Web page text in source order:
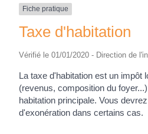
Fiche pratique
Taxe d'habitation
Vérifié le 01/01/2020 - Direction de
La taxe d'habitation est un impôt
(revenus, composition du
habitation principale. Vous
d'exonération dans certains cas.